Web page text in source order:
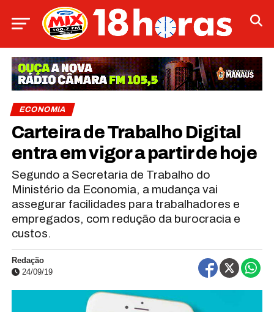
ECONOMIA
Carteira de Trabalho Digital
entra em vigor a partir de hoje
Segundo a Secretaria de Trabalho do
Ministério da Economia, a mudança vai
assegurar facilidades para trabalhadores e
empregados, com redução da burocracia e
custos.
Redação
24/09/19